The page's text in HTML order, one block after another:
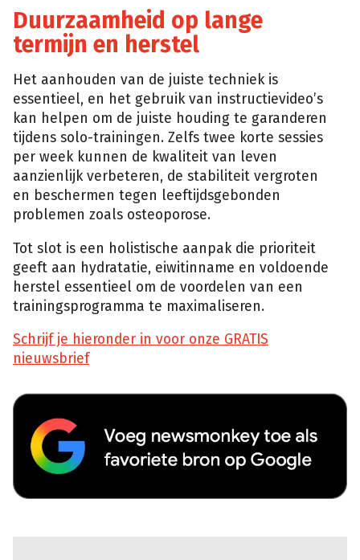
Duurzaamheid op lange
termijn en herstel
Het aanhouden van de juiste techniek is
essentieel, en het gebruik van instructievideo’s
kan helpen om de juiste houding te garanderen
tijdens solo-trainingen. Zelfs twee korte sessies
per week kunnen de kwaliteit van leven
aanzienlijk verbeteren, de stabiliteit vergroten
en beschermen tegen leeftijdsgebonden
problemen zoals osteoporose.
Tot slot is een holistische aanpak die prioriteit
geeft aan hydratatie, eiwitinname en voldoende
herstel essentieel om de voordelen van een
trainingsprogramma te maximaliseren.
Schrijf je hieronder in voor onze GRATIS
nieuwsbrief